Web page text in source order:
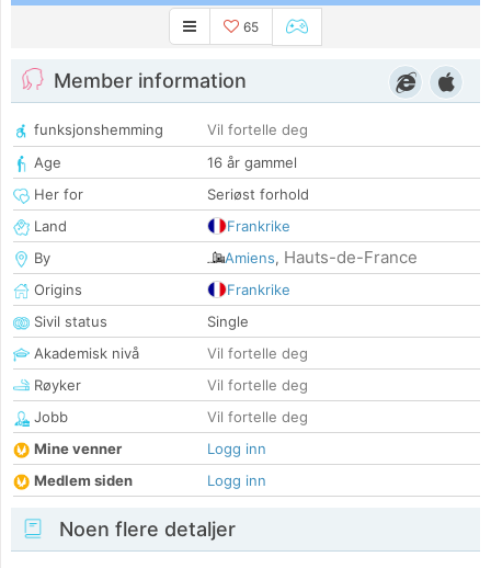
65
Member information
funksjonshemming
Vil fortelle deg
Age
16 år gammel
Her for
Seriøst forhold
Land
Frankrike
By
Amiens, Hauts-de-France
Origins
Frankrike
Sivil status
Single
Akademisk nivå
Vil fortelle deg
Røyker
Vil fortelle deg
Jobb
Vil fortelle deg
Mine venner
Logg inn
Medlem siden
Logg inn
Noen flere detaljer